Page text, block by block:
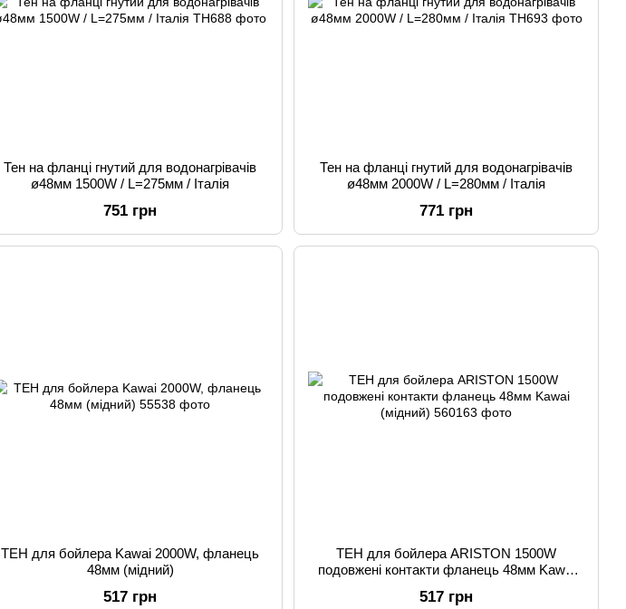
Тен на фланці гнутий для водонагрівачів
ø48мм 1500W / L=275мм / Італія
751 грн
Тен на фланці гнутий для водонагрівачів
ø48мм 2000W / L=280мм / Італія
771 грн
ТЕН для бойлера Kawai 2000W, фланець
48мм (мідний)
517 грн
ТЕН для бойлера ARISTON 1500W
подовжені контакти фланець 48мм Kawai
517 грн